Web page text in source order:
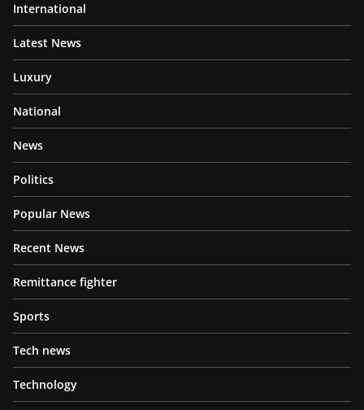
International
Latest News
Luxury
National
News
Politics
Popular News
Recent News
Remittance fighter
Sports
Tech news
Technology